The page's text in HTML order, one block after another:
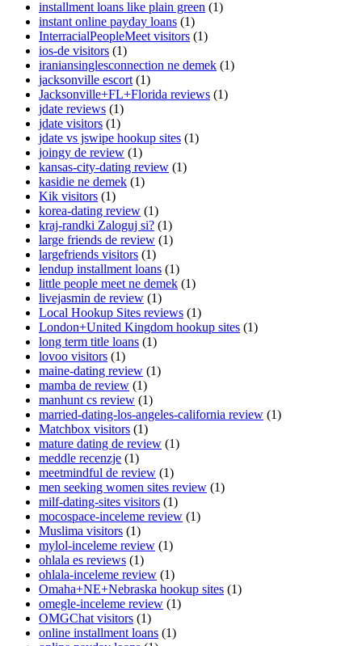
installment loans like plain green (1)
instant online payday loans (1)
InterracialPeopleMeet visitors (1)
ios-de visitors (1)
iraniansinglesconnection ne demek (1)
jacksonville escort (1)
Jacksonville+FL+Florida reviews (1)
jdate reviews (1)
jdate visitors (1)
jdate vs jswipe hookup sites (1)
joingy de review (1)
kansas-city-dating review (1)
kasidie ne demek (1)
Kik visitors (1)
korea-dating review (1)
kraj-randki Zaloguj si? (1)
large friends de review (1)
largefriends visitors (1)
lendup installment loans (1)
little people meet ne demek (1)
livejasmin de review (1)
Local Hookup Sites reviews (1)
London+United Kingdom hookup sites (1)
long term title loans (1)
lovoo visitors (1)
maine-dating review (1)
mamba de review (1)
manhunt cs review (1)
married-dating-los-angeles-california review (1)
Matchbox visitors (1)
mature dating de review (1)
meddle recenzje (1)
meetmindful de review (1)
men seeking women sites review (1)
milf-dating-sites visitors (1)
mocospace-inceleme review (1)
Muslima visitors (1)
mylol-inceleme review (1)
ohlala es reviews (1)
ohlala-inceleme review (1)
Omaha+NE+Nebraska hookup sites (1)
omegle-inceleme review (1)
OMGChat visitors (1)
online installment loans (1)